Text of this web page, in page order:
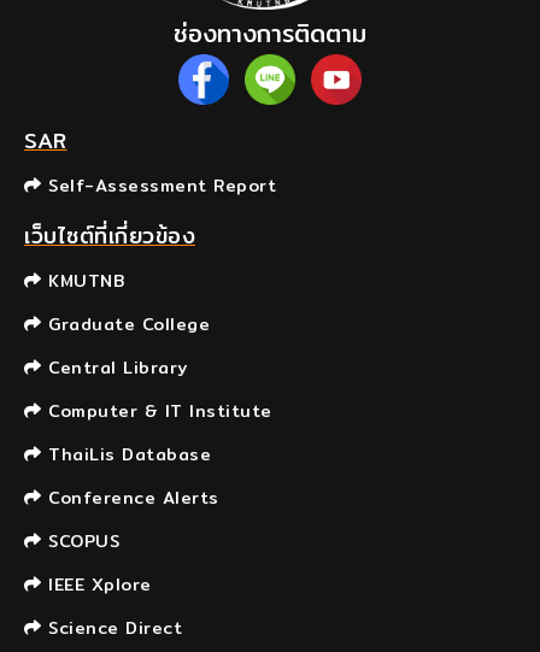
ช่องทางการติดตาม
SAR
Self-Assessment Report
เว็บไซต์ที่เกี่ยวข้อง
KMUTNB
Graduate College
Central Library
Computer & IT Institute
ThaiLis Database
Conference Alerts
SCOPUS
IEEE Xplore
Science Direct